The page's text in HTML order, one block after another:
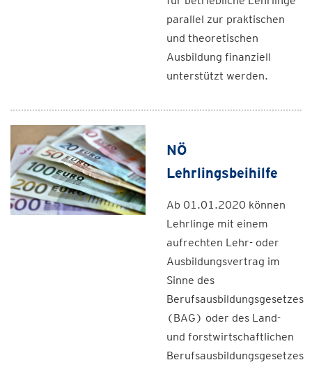
parallel zur praktischen
und theoretischen
Ausbildung finanziell
unterstützt werden.
NÖ
Lehrlingsbeihilfe
Ab 01.01.2020 können
Lehrlinge mit einem
aufrechten Lehr- oder
Ausbildungsvertrag im
Sinne des
Berufsausbildungsgesetzes
(BAG) oder des Land-
und forstwirtschaftlichen
Berufsausbildungsgesetzes